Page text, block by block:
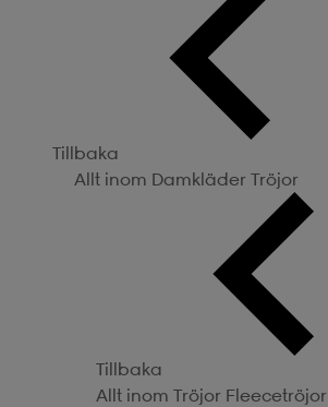
Tillbaka
Allt inom Damkläder Tröjor
Tillbaka
Allt inom Tröjor Fleecetröjor